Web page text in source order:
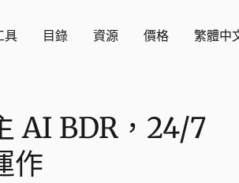
具 目錄 資源 價格 繁體中
AI BDR，24/7
作